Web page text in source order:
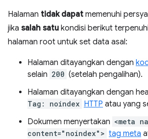
Halaman tidak dapat memenuhi
jika salah satu kondisi berikut
halaman root untuk set data asal:
Halaman ditayangkan dengan
selain 200 (setelah pengalihan).
Halaman ditayangkan dengan
Tag: noindex HTTP atau yang
Dokumen menyertakan <meta
content="noindex"> tag meta